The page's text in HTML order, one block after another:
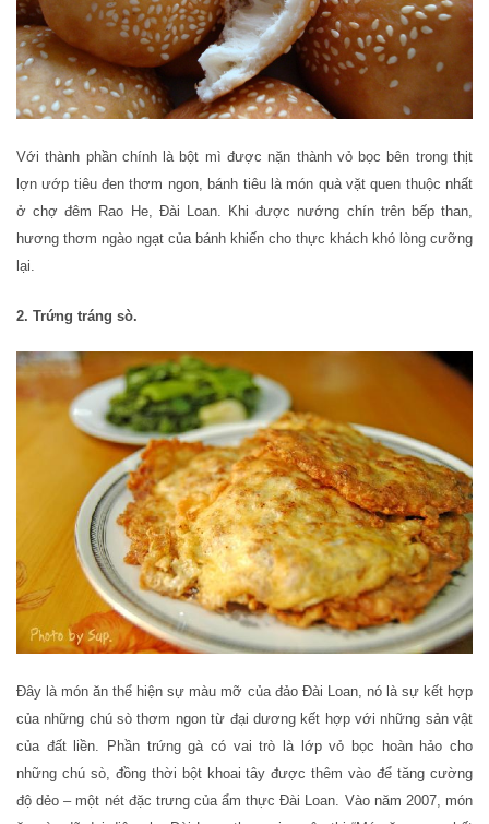
Với thành phần chính là bột mì được nặn thành vỏ bọc bên trong thịt
lợn ướp tiêu đen thơm ngon, bánh tiêu là món quà vặt quen thuộc nhất
ở chợ đêm Rao He, Đài Loan. Khi được nướng chín trên bếp than,
hương thơm ngào ngạt của bánh khiến cho thực khách khó lòng cưỡng
lại.
2. Trứng tráng sò.
Đây là món ăn thể hiện sự màu mỡ của đảo Đài Loan, nó là sự kết hợp
của những chú sò thơm ngon từ đại dương kết hợp với những sản vật
của đất liền. Phần trứng gà có vai trò là lớp vỏ bọc hoàn hảo cho
những chú sò, đồng thời bột khoai tây được thêm vào để tăng cường
độ dẻo – một nét đặc trưng của ẩm thực Đài Loan. Vào năm 2007, món